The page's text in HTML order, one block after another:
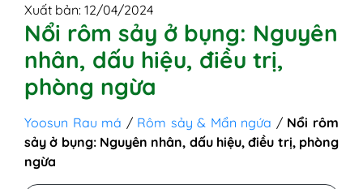
Xuất bản: 12/04/2024
Nổi rôm sảy ở bụng: Nguyên
nhân, dấu hiệu, điều trị,
phòng ngừa
Yoosun Rau má / Rôm sảy & Mẩn ngứa / Nổi rôm
sảy ở bụng: Nguyên nhân, dấu hiệu, điều trị, phòng
ngừa